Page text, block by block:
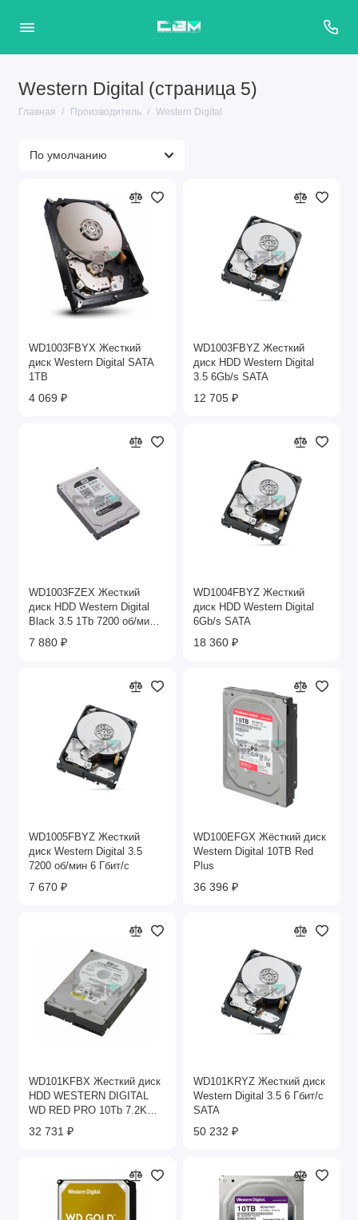
Western Digital (страница 5)
Главная Производитель Western Digital
WD1003FBYX Жесткий
диск Western Digital SATA
1TB
4 069 ₽
WD1003FBYZ Жесткий
диск HDD Western Digital
3.5 6Gb/s SATA
12 705 ₽
WD1003FZEX Жесткий
диск HDD Western Digital
Black 3.5 1Tb 7200 об/мин
64Mb SATA
7 880 ₽
WD1004FBYZ Жесткий
диск HDD Western Digital
6Gb/s SATA
18 360 ₽
WD1005FBYZ Жесткий
диск Western Digital 3.5
7200 об/мин 6 Гбит/с
7 670 ₽
WD100EFGX Жёсткий диск
Western Digital 10TB Red
Plus
36 396 ₽
WD101KFBX Жесткий диск
HDD WESTERN DIGITAL
WD RED PRO 10Tb 7.2K
SATA 6G 256Mb 3.5
32 731 ₽
WD101KRYZ Жесткий диск
Western Digital 3.5 6 Гбит/с
SATA
50 232 ₽